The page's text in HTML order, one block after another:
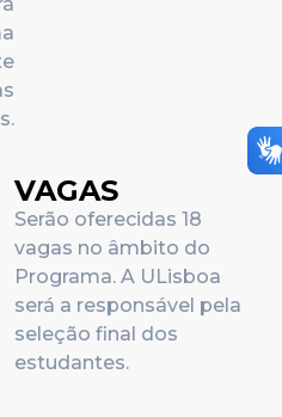
VAGAS
Serão oferecidas 18
vagas no âmbito do
Programa. A ULisboa
será a responsável pela
seleção final dos
estudantes.